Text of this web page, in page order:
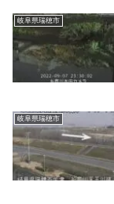
岐阜県瑞穂市
岐阜県瑞穂市